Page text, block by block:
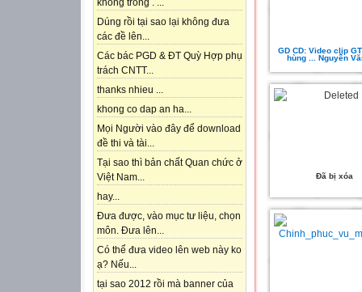
không trong . ...
Dúng rồi tại sao lại không đưa
các đề lên...
Các bác PGD & ĐT Quỳ Hợp phụ
trách CNTT...
thanks nhieu ...
khong co dap an ha...
Mọi Người vào đây để download
đề thi và tài...
Tại sao thì bản chất Quan chức ở
Việt Nam...
hay...
Đưa được, vào mục tư liệu, chọn
môn. Đưa lên...
Có thể đưa video lên web này ko
ạ? Nếu...
tại sao 2012 rồi mà banner của
GD CD: Video clip
hùng ... Nguyễn
Đã bị xóa